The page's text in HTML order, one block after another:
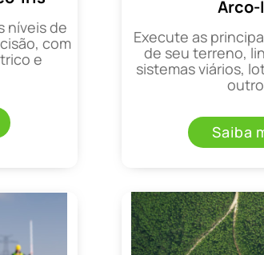
níveis de
com
e
Execute as
de seu terreno,
sistemas viários,
Saiba